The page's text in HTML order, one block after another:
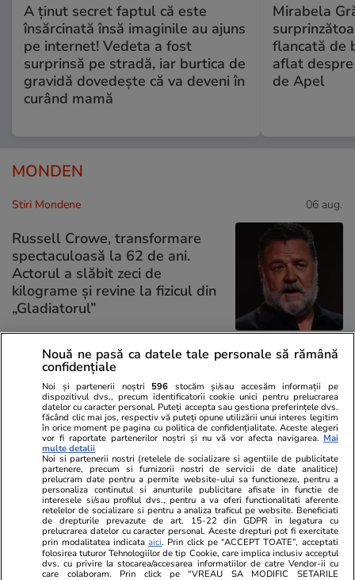
A ținut secret faptul că este
însărcinată însă imaginile au ajuns
pe internet! Vedeta a fost
surprinsă pe stradă, iar burtica de
gravidă dovedește că va deveni în
curând mamă
Mirabela
flancată de
aflat
de Apel
MONDEN
Stiri Mondene 06 aug.
Russell Crowe, transformare
spectaculoasă la 62 de ani.
Actorul a slăbit zeci de
kilograme și revine la fizicul din
„Gladiatorul”
Stiri Mondene
Elena Gheorghe, apariție
spectaculoasă pe plajele din
Grecia. Regula strictă pe care
artista o respectă în vacanță
PARTENERI
Nouă ne pasă ca datele tale personale să rămână
confidențiale
Noi și partenerii noștri 596 stocăm și/sau accesăm informații pe
dispozitivul dvs., precum identificatorii cookie unici pentru prelucrarea
datelor cu caracter personal. Puteți accepta sau gestiona preferințele dvs.
făcând clic mai jos, respectiv vă puteți opune utilizării unui interes legitim
în orice moment pe pagina cu politica de confidențialitate. Aceste alegeri
vor fi raportate partenerilor noștri și nu vă vor afecta navigarea. Mai
multe detalii
Noi si partenerii nostri (retelele de socializare si agentiile de publicitate
partenere, precum si furnizorii nostri de servicii de date analitice)
prelucram date pentru a permite website-ului sa functioneze, pentru a
personaliza continutul si anunturile publicitare afisate in functie de
interesele si/sau profilul dvs., pentru a va oferi functionalitati aferente
retelelor de socializare si pentru a analiza traficul pe website. Beneficiati
de drepturile prevazute de art. 15-22 din GDPR in legatura cu
prelucrarea datelor cu caracter personal. Aceste drepturi pot fi exercitate
prin modalitatea indicataaici. Prin click pe “ACCEPT TOATE”, acceptati
folosirea tuturor Tehnologiilor de tip Cookie, care implica inclusiv acceptul
dvs. cu privire la stocarea/accesarea informatiilor de catre Vendor-ii cu
care colaboram. Prin click pe “VREAU SA MODIFIC SETARILE